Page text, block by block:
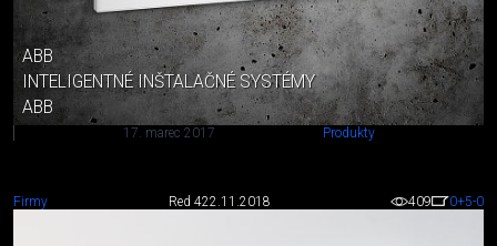
ABB
INTELIGENTNÉ INŠTALAČNÉ SYSTÉMY
ABB
17. marec 2017 Produkty
Firmy Red 422.11.2018 409 0+5-0